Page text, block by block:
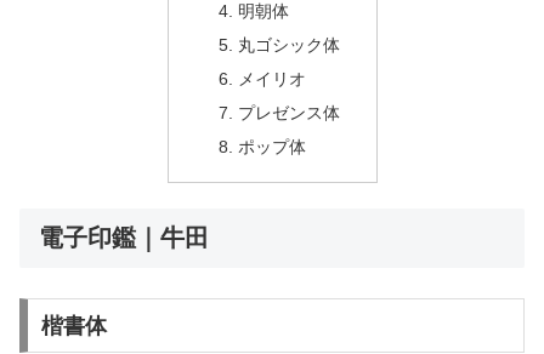
明朝体
丸ゴシック体
メイリオ
プレゼンス体
ポップ体
電子印鑑｜牛田
楷書体